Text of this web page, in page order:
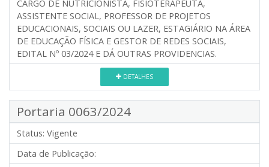
CARGO DE NUTRICIONISTA, FISIOTERAPEUTA,
ASSISTENTE SOCIAL, PROFESSOR DE PROJETOS
EDUCACIONAIS, SOCIAIS OU LAZER, ESTAGIÁRIO NA ÁREA
DE EDUCAÇÃO FÍSICA E GESTOR DE REDES SOCIAIS,
EDITAL Nº 03/2024 E DÁ OUTRAS PROVIDENCIAS.
DETALHES
Portaria 0063/2024
Status: Vigente
Data de Publicação: